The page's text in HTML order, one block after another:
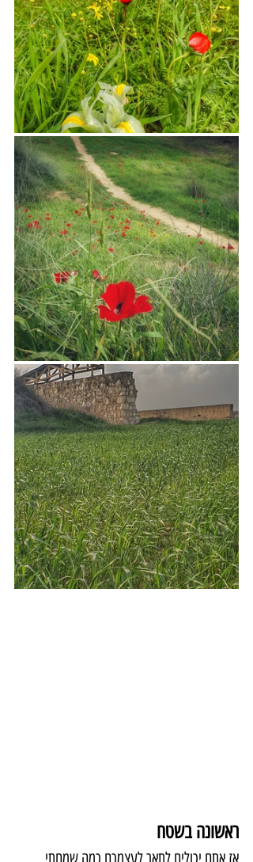
ראשונה בשטח
אז אתם יכולים לתאר לעצמכם כמה שמחתי